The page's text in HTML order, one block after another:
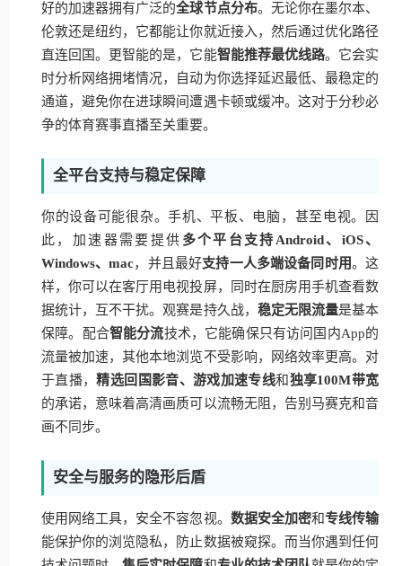
好的加速器拥有广泛的全球节点分布。无论你在墨尔本、
伦敦还是纽约，它都能让你就近接入，然后通过优化路径
直连回国。更智能的是，它能智能推荐最优线路。它会实
时分析网络拥堵情况，自动为你选择延迟最低、最稳定的
通道，避免你在进球瞬间遭遇卡顿或缓冲。这对于分秒必
争的体育赛事直播至关重要。
全平台支持与稳定保障
你的设备可能很杂。手机、平板、电脑，甚至电视。因
此，加速器需要提供 多个平台支持Android、iOS、
Windows、mac，并且最好支持一人多端设备同时用。这
样，你可以在客厅用电视投屏，同时在厨房用手机查看数
据统计，互不干扰。观赛是持久战， 稳定无限流量是基本
保障。配合智能分流技术，它能确保只有访问国内App的
流量被加速，其他本地浏览不受影响，网络效率更高。对
于直播，精选回国影音、游戏加速专线和独享100M带宽
的承诺，意味着高清画质可以流畅无阻，告别马赛克和音
画不同步。
安全与服务的隐形后盾
使用网络工具，安全不容忽视。 数据安全加密和专线传输
能保护你的浏览隐私，防止数据被窥探。而当你遇到任何